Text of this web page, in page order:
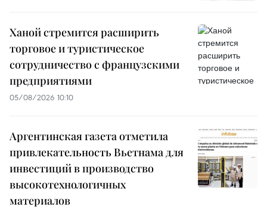
Ханой стремится расширить
торговое и туристическое
сотрудничество с французскими
предприятиями
05/08/2026 10:10
Аргентинская газета отметила
привлекательность Вьетнама для
инвестиций в производство
высокотехнологичных
материалов